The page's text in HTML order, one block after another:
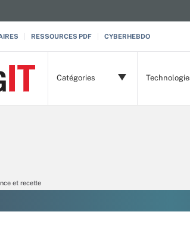
RESSOURCES PDF CYBERHEBDO
Catégories
et recette